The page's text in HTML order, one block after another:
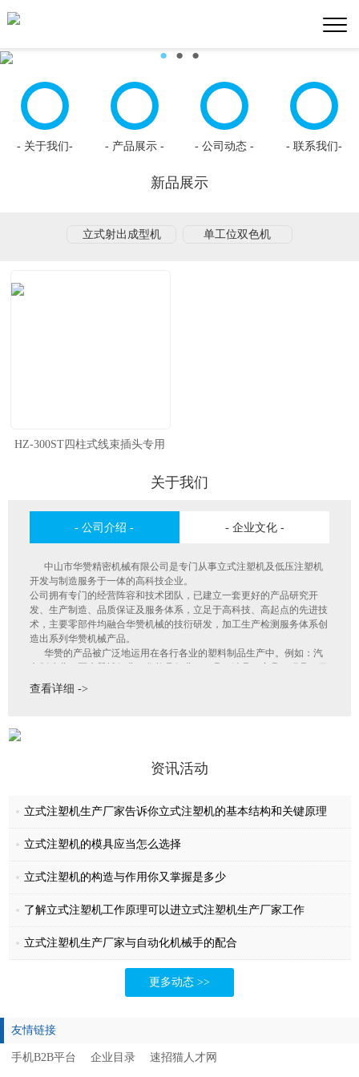
● ● ●
- 关于我们- - 产品展示 - - 公司动态 - - 联系我们-
新品展示
立式射出成型机 单工位双色机
HZ-300ST四柱式线束插头专用
关于我们
- 公司介绍 - - 企业文化 -
中山市华赞精密机械有限公司是专门从事立式注塑机及低压注塑机
开发与制造服务于一体的高科技企业。
公司拥有专门的经营阵容和技术团队，已建立一套更好的产品研究开
发、生产制造、品质保证及服务体系，立足于高科技、高起点的先进技
术，主要零部件均融合华赞机械的技衍研发，加工生产检测服务体系创
造出系列华赞机械产品。
华赞的产品被广泛地运用在各行各业的塑料制品生产中。例如：汽
用品、婴儿用品、电子接插件、光学镜片、背光板、手表机芯齿轮、鞋
底、色板、软管、硬管等等。我们在给客户提供贴心的快捷服务的同
广大用户见证华赞机械是值得信赖的品牌。
查看详细 ->
资讯活动
立式注塑机生产厂家告诉你立式注塑机的基本结构和关键原理
立式注塑机的模具应当怎么选择
立式注塑机的构造与作用你又掌握是多少
了解立式注塑机工作原理可以进立式注塑机生产厂家工作
立式注塑机生产厂家与自动化机械手的配合
更多动态 >>
友情链接
手机B2B平台 企业目录 速招猫人才网